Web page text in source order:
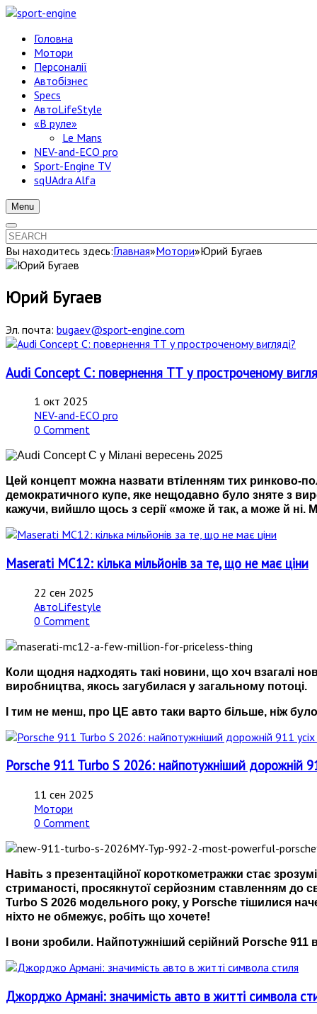
Головна
Мотори
Персоналії
Автобізнес
Specs
АвтоLifeStyle
«В руле»
Le Mans
NEV-and-ECO pro
Sport-Engine TV
sqUAdra Alfa
Menu
Вы находитесь здесь:Главная»Мотори»Юрий Бугаев
Юрий Бугаев
Эл. почта: bugaev@sport-engine.com
Audi Concept C: повернення ТТ у простроченому
1 окт 2025
NEV-and-ECO pro
0 Comment
Цей концепт можна назвати втіленням тих ринково-
демократичного купе, яке нещодавно було зняте з
кажучи, вийшло щось з серії «може й так, а може й ні.
Maserati MC12: кілька мільйонів за те, що не має ціни
22 сен 2025
АвтоLifestyle
0 Comment
Коли щодня надходять такі новини, що хоч взагалі
виробництва, якось загубилася у загальному потоці.
І тим не менш, про ЦЕ авто таки варто більше, ніж
Porsche 911 Turbo S 2026: найпотужніший дорожній
11 сен 2025
Мотори
0 Comment
Навіть з презентаційної короткометражки стає
стриманості, просякнутої серйозним ставленням до
Turbo S 2026 модельного року, у Porsche тішилися
ніхто не обмежує, робіть що хочете!
І вони зробили. Найпотужніший серійний Porsche 911 в
Джорджо Армані: значимість авто в житті символа